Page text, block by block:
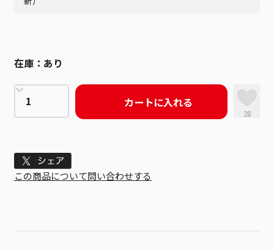
在庫： あり
カートに入れる
28
Tweet
この商品について問い合わせする